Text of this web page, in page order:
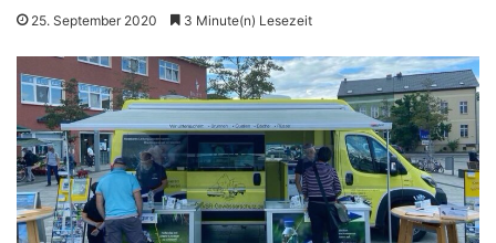
25. September 2020 3 Minute(n) Lesezeit